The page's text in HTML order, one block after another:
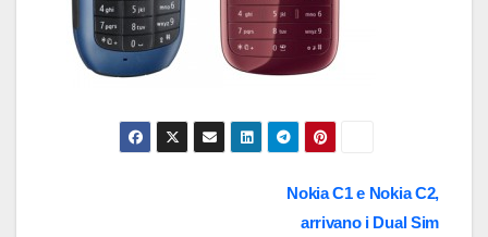
Nokia C1 e Nokia C2,
arrivano i Dual Sim